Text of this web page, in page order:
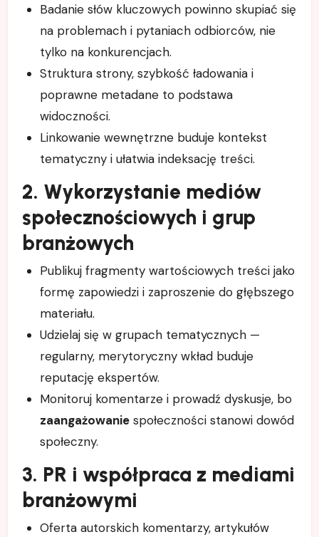
Badanie słów kluczowych powinno skupiać się
na problemach i pytaniach odbiorców, nie
tylko na konkurencjach.
Struktura strony, szybkość ładowania i
poprawne metadane to podstawa
widoczności.
Linkowanie wewnętrzne buduje kontekst
tematyczny i ułatwia indeksację treści.
2. Wykorzystanie mediów
społecznościowych i grup
branżowych
Publikuj fragmenty wartościowych treści jako
formę zapowiedzi i zaproszenie do głębszego
materiału.
Udzielaj się w grupach tematycznych —
regularny, merytoryczny wkład buduje
reputację ekspertów.
Monitoruj komentarze i prowadź dyskusje, bo
zaangażowanie społeczności stanowi dowód
społeczny.
3. PR i współpraca z mediami
branżowymi
Oferta autorskich komentarzy, artykułów